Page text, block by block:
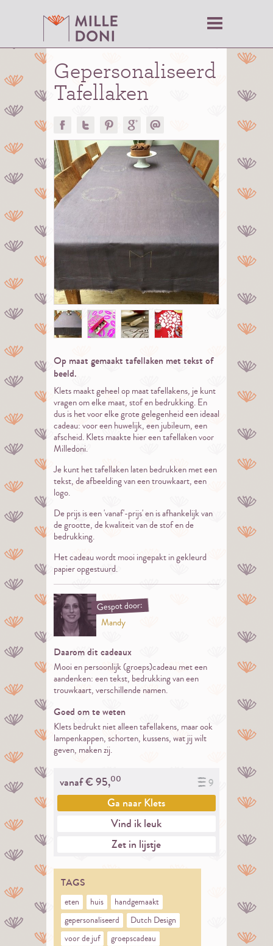
Gepersonaliseerd
Tafellaken
Op maat gemaakt tafellaken met tekst of
beeld.
Klets maakt geheel op maat tafellakens, je kunt
vragen om elke maat, stof en bedrukking. En
dus is het voor elke grote gelegenheid een ideaal
cadeau: voor een huwelijk, een jubileum, een
afscheid. Klets maakte hier een tafellaken voor
Milledoni.
Je kunt het tafellaken laten bedrukken met een
tekst, de afbeelding van een trouwkaart, een
logo.
De prijs is een 'vanaf'-prijs' en is afhankelijk van
de grootte, de kwaliteit van de stof en de
bedrukking.
Het cadeau wordt mooi ingepakt in gekleurd
papier opgestuurd.
Gespot door:
Mandy
Daarom dit cadeaux
Mooi en persoonlijk (groeps)cadeau met een
aandenken: een tekst, bedrukking van een
trouwkaart, verschillende namen.
Goed om te weten
Klets bedrukt niet alleen tafellakens, maar ook
lampenkappen, schorten, kussens, wat jij wilt
geven, maken zij.
9
vanaf €95,00
Ga naarKlets
Vind ik leuk
Zet in lijstje
TAGS
eten huis
handgemaakt
gepersonaliseerd
Dutch Design
voor de juf
groepscadeau